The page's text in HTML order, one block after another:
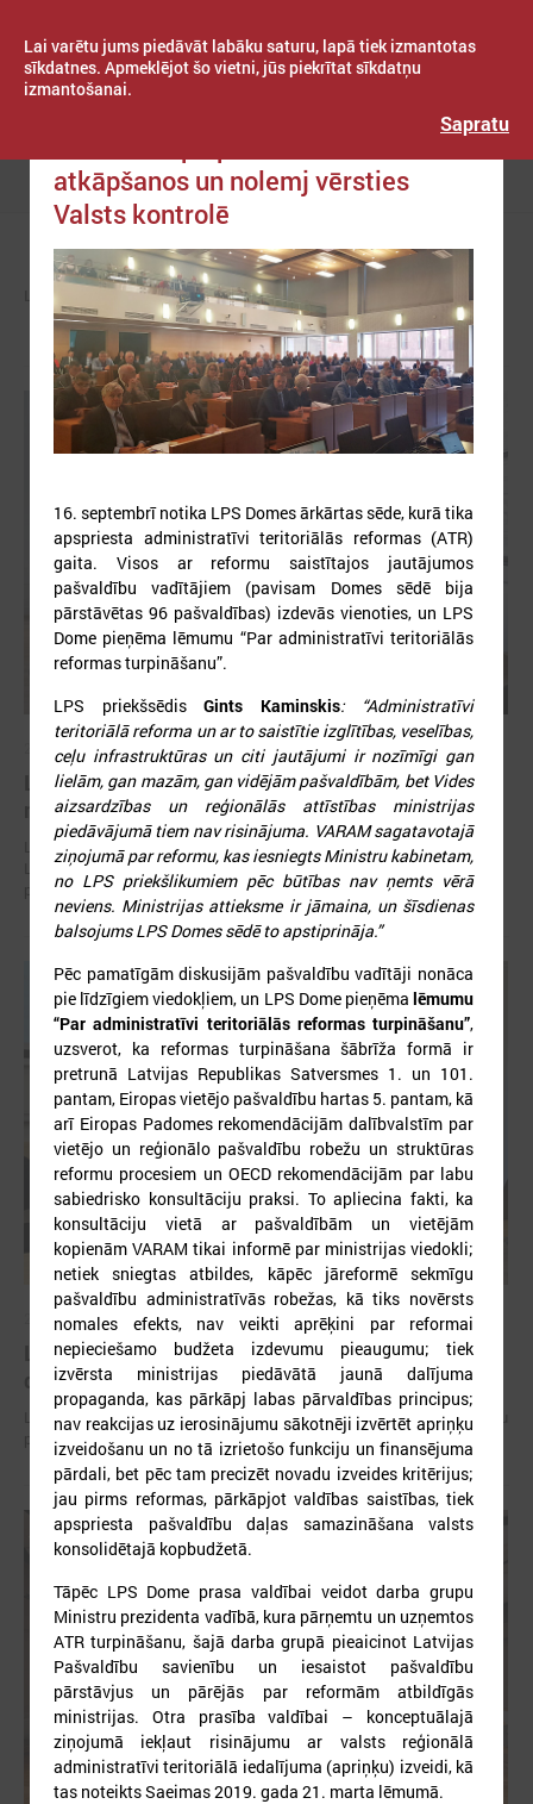
Lai varētu jums piedāvāt labāku saturu, lapā tiek izmantotas
sīkdatnes. Apmeklējot šo vietni, jūs piekrītat sīkdatņu
izmantošanai.
Sapratu
Izvēlne
ZIŅAS LPS
2026. gada 30. jūlijs
Latvijas Pašvaldību savienības un Iekšlietu
ministrijas sarunas
Latvijas Pašvaldību savienība aicina piedalīties Iekšlietu ministrijas un
Latvijas Pašvaldību savienības sarunās, kas notiks šī gada 5. augustā
plkst. 14:30 LPS 4. stāva zālē (Mazā Pils iela 1, Rīga).
2026. gada 15. jūlijs
LPS: Interaktīvā karte vienkopus parāda plašu un
detalizētu informāciju par skolu tīklu Latvijā
LPS: Interaktīvā karte vienkopus parāda plašu un detalizētu informāciju
par skolu tīklu Latvijā
LPS Dome pieprasa ministra Pūces
atkāpšanos un nolemj vērsties
Valsts kontrolē
16. septembrī notika LPS Domes ārkārtas sēde, kurā tika
apspriesta administratīvi teritoriālās reformas (ATR)
gaita. Visos ar reformu saistītajos jautājumos
pašvaldību vadītājiem (pavisam Domes sēdē bija
pārstāvētas 96 pašvaldības) izdevās vienoties, un LPS
Dome pieņēma lēmumu “Par administratīvi teritoriālās
reformas turpināšanu”.
LPS priekšsēdis Gints Kaminskis: “Administratīvi
teritoriālā reforma un ar to saistītie izglītības, veselības,
ceļu infrastruktūras un citi jautājumi ir nozīmīgi gan
lielām, gan mazām, gan vidējām pašvaldībām, bet Vides
aizsardzības un reģionālās attīstības ministrijas
piedāvājumā tiem nav risinājuma. VARAM sagatavotajā
ziņojumā par reformu, kas iesniegts Ministru kabinetam,
no LPS priekšlikumiem pēc būtības nav ņemts vērā
neviens. Ministrijas attieksme ir jāmaina, un šīsdienas
balsojums LPS Domes sēdē to apstiprināja.”
Pēc pamatīgām diskusijām pašvaldību vadītāji nonāca
pie līdzīgiem viedokļiem, un LPS Dome pieņēma lēmumu
“Par administratīvi teritoriālās reformas turpināšanu”,
uzsverot, ka reformas turpināšana šābrīža formā ir
pretrunā Latvijas Republikas Satversmes 1. un 101.
pantam, Eiropas vietējo pašvaldību hartas 5. pantam, kā
arī Eiropas Padomes rekomendācijām dalībvalstīm par
vietējo un reģionālo pašvaldību robežu un struktūras
reformu procesiem un OECD rekomendācijām par labu
sabiedrisko konsultāciju praksi. To apliecina fakti, ka
konsultāciju vietā ar pašvaldībām un vietējām
kopienām VARAM tikai informē par ministrijas viedokli;
netiek sniegtas atbildes, kāpēc jāreformē sekmīgu
pašvaldību administratīvās robežas, kā tiks novērsts
nomales efekts, nav veikti aprēķini par reformai
nepieciešamo budžeta izdevumu pieaugumu; tiek
izvērsta ministrijas piedāvātā jaunā dalījuma
propaganda, kas pārkāpj labas pārvaldības principus;
nav reakcijas uz ierosinājumu sākotnēji izvērtēt apriņķu
izveidošanu un no tā izrietošo funkciju un finansējuma
pārdali, bet pēc tam precizēt novadu izveides kritērijus;
jau pirms reformas, pārkāpjot valdības saistības, tiek
apspriesta pašvaldību daļas samazināšana valsts
konsolidētajā kopbudžetā.
Tāpēc LPS Dome prasa valdībai veidot darba grupu
Ministru prezidenta vadībā, kura pārņemtu un uzņemtos
ATR turpināšanu, šajā darba grupā pieaicinot Latvijas
Pašvaldību savienību un iesaistot pašvaldību
pārstāvjus un pārējās par reformām atbildīgās
ministrijas. Otra prasība valdībai – konceptuālajā
ziņojumā iekļaut risinājumu ar valsts reģionālā
administratīvi teritoriālā iedalījuma (apriņķu) izveidi, kā
tas noteikts Saeimas 2019. gada 21. marta lēmumā.